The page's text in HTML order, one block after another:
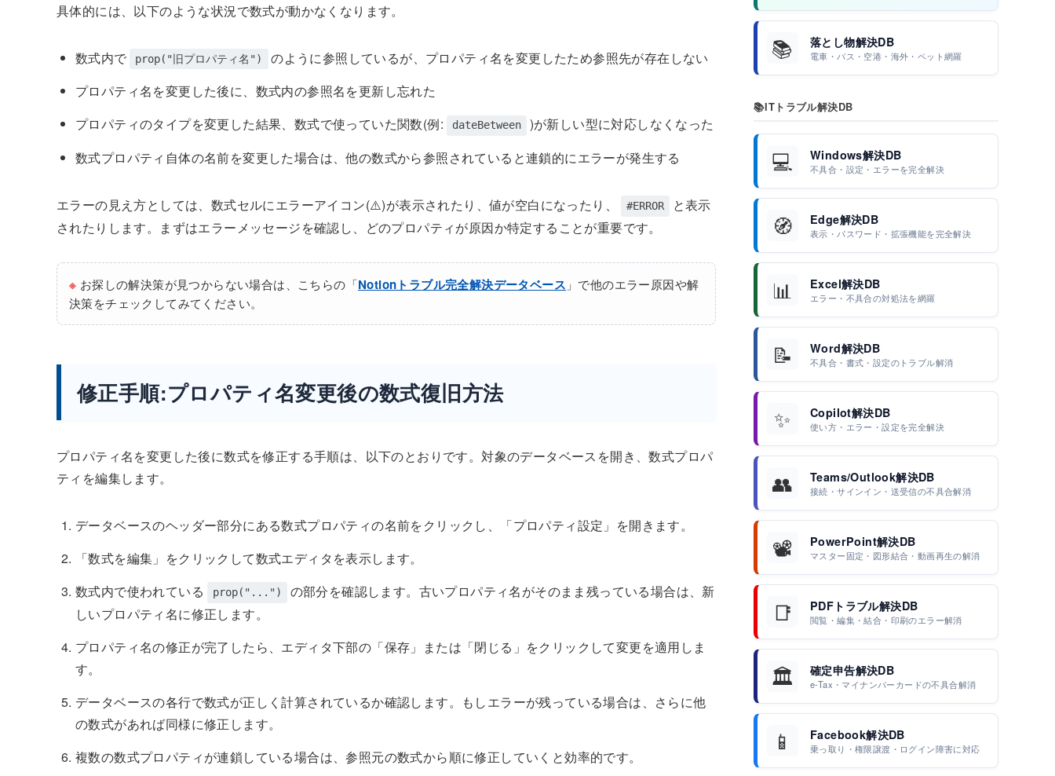
具体的には、以下のような状況で数式が動かなくなります。
数式内で prop("旧プロパティ名")
のように参照しているが、プロパティ名を変更したため参照先が存在しない
プロパティ名を変更した後に、数式内の参照名を更新し忘れた
プロパティのタイプを変更した結果、数式で使っていた関数(例:
dateBetween
)が新しい型に対応しなくなった
数式プロパティ自体の名前を変更した場合は、他の数式から参照されていると連鎖的にエラーが発生する
エラーの見え方としては、数式セルにエラーアイコン(⚠️)が表示されたり、値が空白になったり、 #ERROR
と表示
されたりします。まずはエラーメッセージを確認し、どのプロパティが原因か特定することが重要です。
※ お探しの解決策が見つからない場合は、こちらの「Notionトラブル完全解決データベース 」で他のエラー原因や解
決策をチェックしてみてください。
修正手順:プロパティ名変更後の数式復旧方法
プロパティ名を変更した後に数式を修正する手順は、以下のとおりです。対象のデータベースを開き、数式プロパ
ティを編集します。
データベースのヘッダー部分にある数式プロパティの名前をクリックし、「プロパティ設定」を開きます。
「数式を編集」をクリックして数式エディタを表示します。
数式内で使われている
prop("...")
の部分を確認します。古いプロパティ名がそのまま残っている場合は、新
しいプロパティ名に修正します。
プロパティ名の修正が完了したら、エディタ下部の「保存」または「閉じる」をクリックして変更を適用しま
す。
データベースの各行で数式が正しく計算されているか確認します。もしエラーが残っている場合は、さらに他
の数式があれば同様に修正します。
複数の数式プロパティが連鎖している場合は、参照元の数式から順に修正していくと効率的です。
📚 落とし物解決DB
電車・バス・空港・海外・ペット網羅
📚ITトラブル解決DB
💻 Windows解決DB
不具合・設定・エラーを完全解決
🧭 Edge解決DB
表示・パスワード・拡張機能を完全解決
📊 Excel解決DB
エラー・不具合の対処法を網羅
📝 Word解決DB
不具合・書式・設定のトラブル解消
✨ Copilot解決DB
使い方・エラー・設定を完全解決
👥 Teams/Outlook解決DB
接続・サインイン・送受信の不具合解消
📽️ PowerPoint解決DB
マスター固定・図形結合・動画再生の解消
📑 PDFトラブル解決DB
閲覧・編集・結合・印刷のエラー解消
🏛️ 確定申告解決DB
e-Tax・マイナンバーカードの不具合解消
📱 Facebook解決DB
乗っ取り・権限譲渡・ログイン障害に対応